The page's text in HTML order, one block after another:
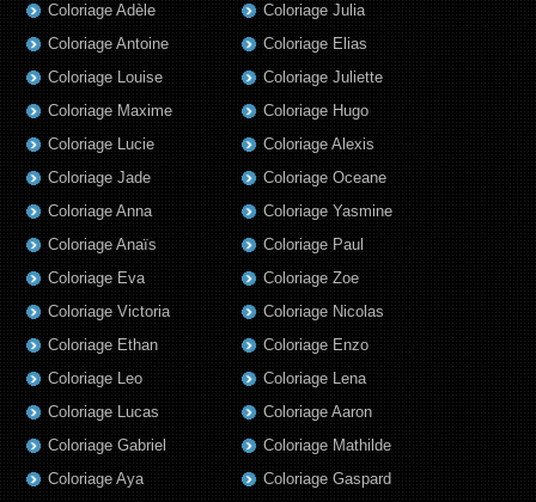
Coloriage Adèle
Coloriage Antoine
Coloriage Louise
Coloriage Maxime
Coloriage Lucie
Coloriage Jade
Coloriage Anna
Coloriage Anaïs
Coloriage Eva
Coloriage Victoria
Coloriage Ethan
Coloriage Leo
Coloriage Lucas
Coloriage Gabriel
Coloriage Aya
Coloriage Julia
Coloriage Elias
Coloriage Juliette
Coloriage Hugo
Coloriage Alexis
Coloriage Oceane
Coloriage Yasmine
Coloriage Paul
Coloriage Zoe
Coloriage Nicolas
Coloriage Enzo
Coloriage Lena
Coloriage Aaron
Coloriage Mathilde
Coloriage Gaspard